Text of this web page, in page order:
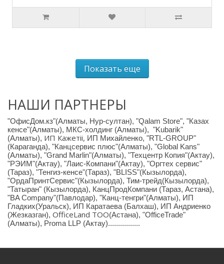
Показать еще
НАШИ ПАРТНЕРЫ
"ОфисДом.кз"(Алматы, Нур-султан), "Qalam Store", "Казах
кенсе"(Алматы), МКС-холдинг (Алматы), "Kubarik"
(Алматы), ИП Кажетіі, ИП Михайленко, "RTL-GROUP"
(Караганда), "Канцсервис плюс"(Алматы), "Global Kans"
(Алматы), "Grand Marlin"(Алматы), "Техцентр Копия"(Актау),
"РЭИМ"(Актау), "Лаис-Компани"(Актау), "Оргтех сервис"
(Тараз), "Тенгиз-кенсе"(Тараз), "BLISS"(Кызылорда),
"ОрдаПринтСервис"(Кызылорда), Тим-трейд(Кызылорда),
"Татыран" (Кызылорда), КанцПродКомпани (Тараз, Астана),
"BA Company"(Павлодар), "Канц-тенгри"(Алматы), ИП
Гладких(Уральск), ИП Каратаева (Балхаш), ИП Андриенко
(Жезказган), OfficeLand ТОО(Астана), "OfficeTrade"
(Алматы), Proma LLP (Актау)................